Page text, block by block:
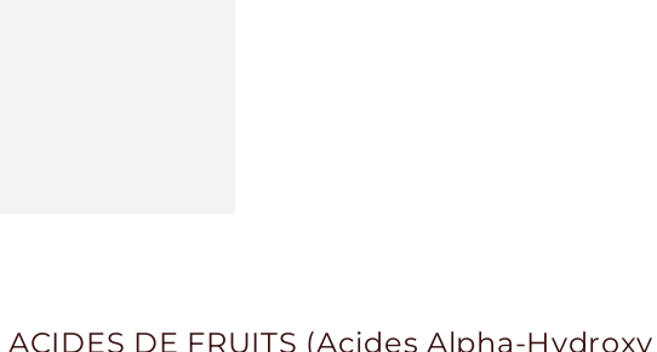
ACIDES DE FRUITS (Acides Alpha-